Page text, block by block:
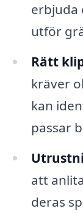
erbjuda
utför
Rätt
kräver
kan
passar
att
deras